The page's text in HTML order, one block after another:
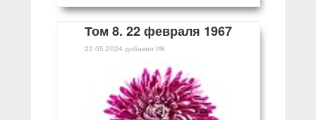
Том 8. 22 февраля 1967
22.05.2024 добавил Irik